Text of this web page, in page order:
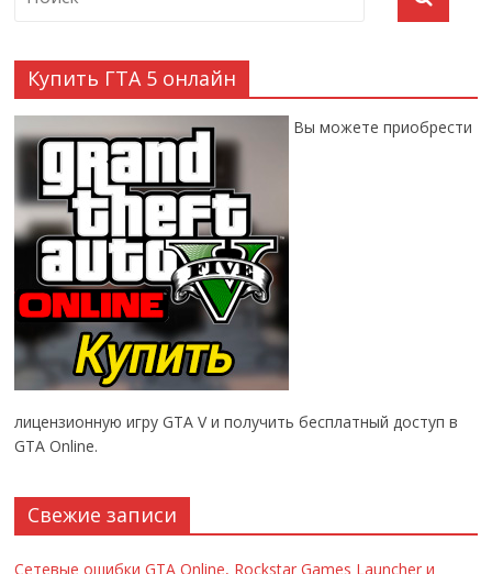
Купить ГТА 5 онлайн
Вы можете приобрести
лицензионную игру GTA V и получить бесплатный доступ в
GTA Online.
Свежие записи
Сетевые ошибки GTA Online, Rockstar Games Launcher и